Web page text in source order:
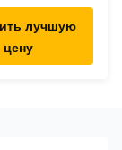
тонн
высота
3м до 6м
лучшую
цену